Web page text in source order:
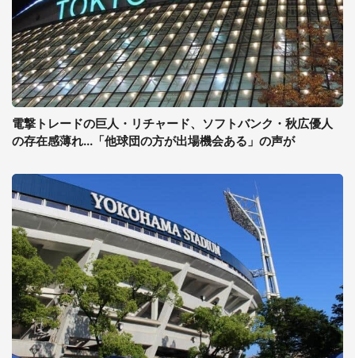
電撃トレードの巨人・リチャード、ソフトバンク・秋広優人
の存在感薄れ...「他球団の方が出場機会ある」の声が